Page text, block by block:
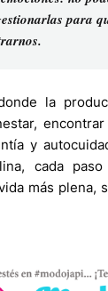
para
la
y
cada
más plena,